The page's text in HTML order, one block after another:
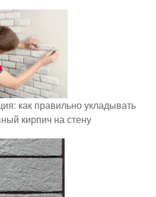
как правильно укладывать
кирпич на стену